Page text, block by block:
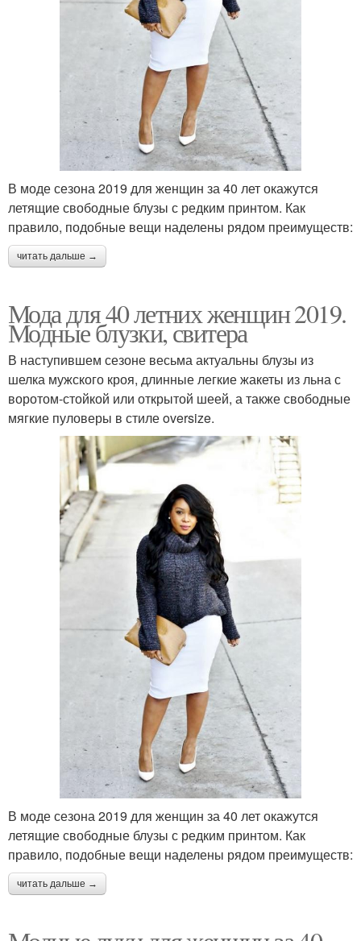
В моде сезона 2019 для женщин за 40 лет окажутся
летящие свободные блузы с редким принтом. Как
правило, подобные вещи наделены рядом преимуществ:
читать дальше →
Мода для 40 летних женщин 2019.
Модные блузки, свитера
В наступившем сезоне весьма актуальны блузы из
шелка мужского кроя, длинные легкие жакеты из льна с
воротом-стойкой или открытой шеей, а также свободные
мягкие пуловеры в стиле oversize.
В моде сезона 2019 для женщин за 40 лет окажутся
летящие свободные блузы с редким принтом. Как
правило, подобные вещи наделены рядом преимуществ:
читать дальше →